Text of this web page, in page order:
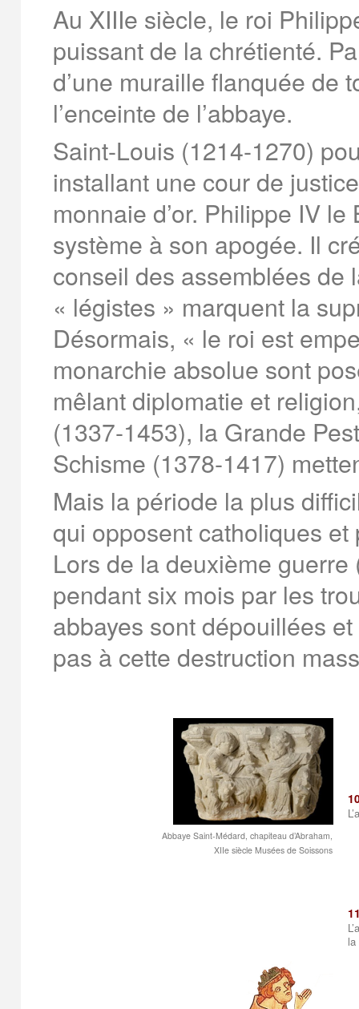
Au XIIIe siècle, le roi
puissant de la chrétienté.
d’une muraille flanquée de
l’enceinte de l’abbaye.
Saint-Louis (1214-1270)
installant une cour de
monnaie d’or. Philippe IV
système à son apogée. Il
conseil des assemblées de
« légistes » marquent la
Désormais, « le roi est
monarchie absolue sont
mêlant diplomatie et
(1337-1453), la Grande
Schisme (1378-1417)
Mais la période la plus
qui opposent catholiques
Lors de la deuxième
pendant six mois par les
abbayes sont dépouillées
pas à cette destruction
Abbaye Saint-Médard, chapiteau d’Abraham,
XIIe siècle Musées de Soissons